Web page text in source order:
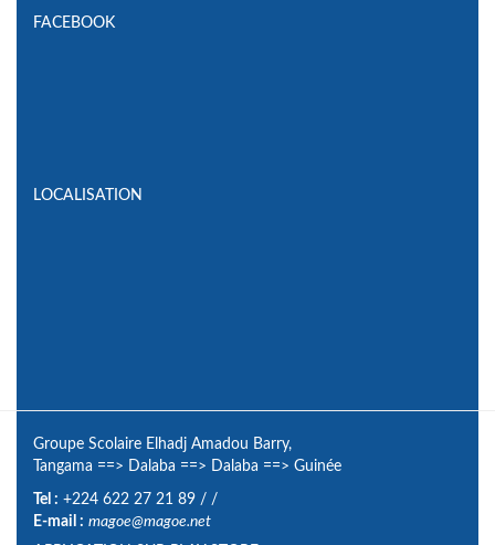
FACEBOOK
LOCALISATION
Groupe Scolaire Elhadj Amadou Barry,
Tangama ==> Dalaba ==> Dalaba ==> Guinée
Tel : +224 622 27 21 89 / /
E-mail : magoe@magoe.net